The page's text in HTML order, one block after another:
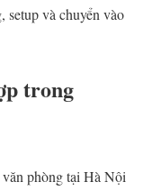
setup và chuyển vào
trong
phòng tại Hà Nội